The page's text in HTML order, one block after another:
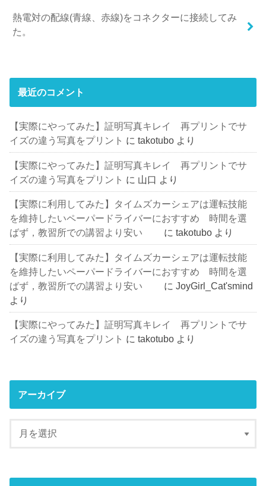
熱電対の配線(青線、赤線)をコネクターに接続してみ
た。
最近のコメント
【実際にやってみた】証明写真キレイ 再プリントでサ
イズの違う写真をプリント にtakotubo より
【実際にやってみた】証明写真キレイ 再プリントでサ
イズの違う写真をプリント に 山口 より
【実際に利用してみた】タイムズカーシェアは運転技能
を維持したいペーパードライバーにおすすめ 時間を選
ばず，教習所での講習より安い
にtakotubo より
【実際に利用してみた】タイムズカーシェアは運転技能
を維持したいペーパードライバーにおすすめ 時間を選
ばず，教習所での講習より安い
にJoyGirl_Cat'smind
より
【実際にやってみた】証明写真キレイ 再プリントでサ
イズの違う写真をプリント にtakotubo より
アーカイブ